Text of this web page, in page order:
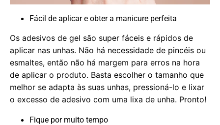
Fácil de aplicar e obter a manicure perfeita
Os adesivos de gel são super fáceis e rápidos de
aplicar nas unhas. Não há necessidade de pincéis ou
esmaltes, então não há margem para erros na hora
de aplicar o produto. Basta escolher o tamanho que
melhor se adapta às suas unhas, pressioná-lo e lixar
o excesso de adesivo com uma lixa de unha. Pronto!
Fique por muito tempo